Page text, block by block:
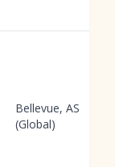
Bellevue, AS
(Global)